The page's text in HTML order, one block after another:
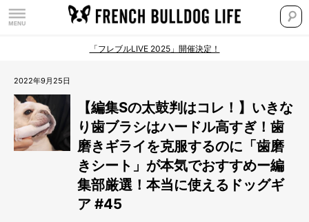
「フレブルLIVE 2025」開催決定！
2022年9月25日
【編集Sの太鼓判はコレ！】いきな
り歯ブラシはハードル高すぎ！歯
磨きギライを克服するのに「歯磨
きシート」が本気でおすすめー編
集部厳選！本当に使えるドッグギ
ア #45